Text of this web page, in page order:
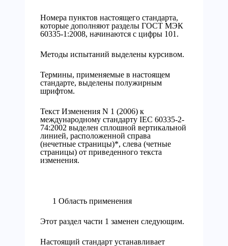
Номера пунктов настоящего стандарта,
которые дополняют разделы ГОСТ МЭК
60335-1:2008, начинаются с цифры 101.
Методы испытаний выделены курсивом.
Термины, применяемые в настоящем
стандарте, выделены полужирным
шрифтом.
Текст Изменения N 1 (2006) к
международному стандарту IEC 60335-2-
74:2002 выделен сплошной вертикальной
линией, расположенной справа
(нечетные страницы)*, слева (четные
страницы) от приведенного текста
изменения.
1 Область применения
Этот раздел части 1 заменен следующим.
Настоящий стандарт устанавливает